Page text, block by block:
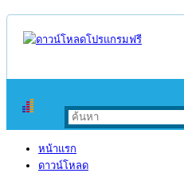
หน้าแรก
ดาวน์โหลด